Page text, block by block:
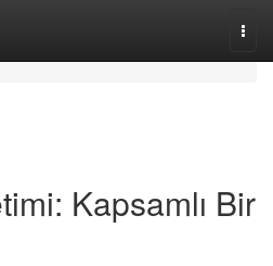
Kapsamlı Bir